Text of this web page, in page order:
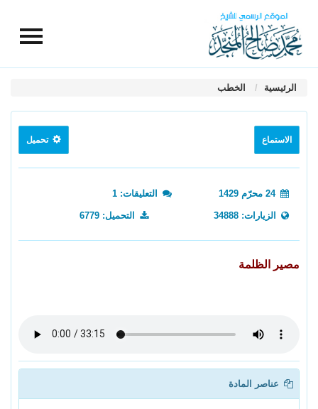
الرئيسية الخطب
الاستماع تحميل
24 محرّم 1429 التعليقات: 1
الزيارات: 34888 التحميل: 6779
مصير الظلمة
عناصر المادة